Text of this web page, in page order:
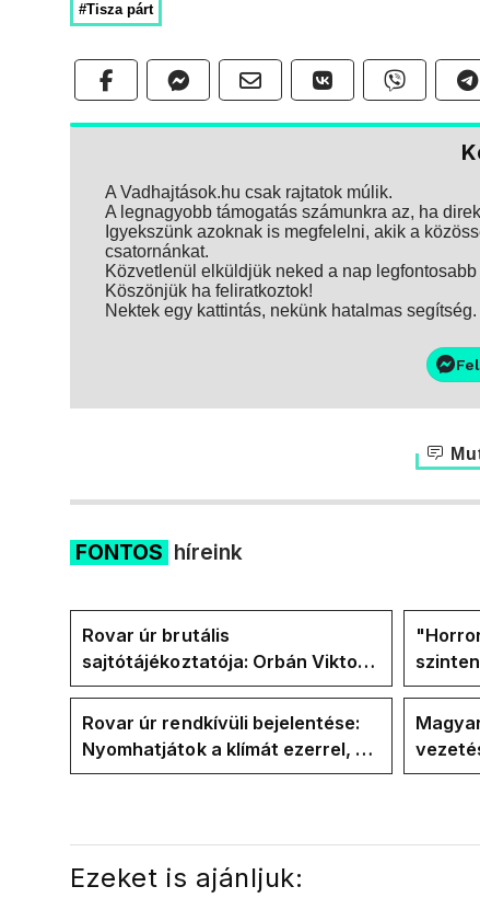
#Tisza párt
A Vadhajtások.hu csak rajtatok múlik.
A legnagyobb támogatás számunkra az, ha
Igyekszünk azoknak is megfelelni, akik a
csatornánkat.
Közvetlenül elküldjük neked a nap
Köszönjük ha feliratkoztok!
Nektek egy kattintás, nekünk hatalmas segítség.
FONTOS híreink
Rovar úr brutális
sajtótájékoztatója: Orbán Viktor
és a Vadhajtások a felelős a
kialakult helyzetért
Rovar úr rendkívüli bejelentése:
Nyomhatjátok a klímát ezerrel, a
hűtőket letekerhetitek, vége az
Ezeket is ajánljuk: